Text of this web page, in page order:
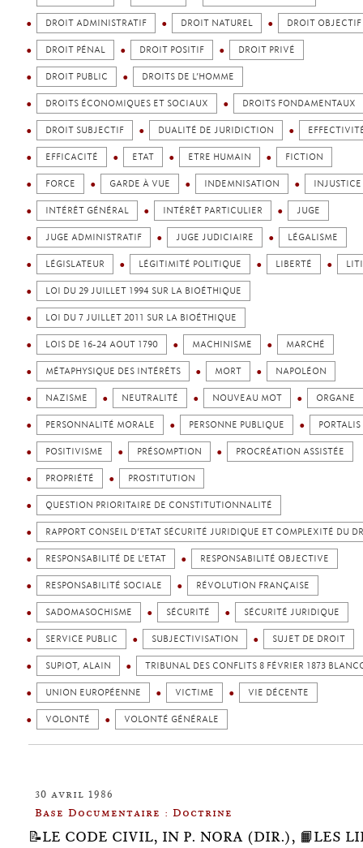
DROIT ADMINISTRATIF DROIT NATUREL DROIT OBJECTIF
DROIT PÉNAL DROIT POSITIF DROIT PRIVÉ
DROIT PUBLIC DROITS DE L’HOMME
DROITS ÉCONOMIQUES ET SOCIAUX DROITS FONDAMENTAUX
DROIT SUBJECTIF DUALITÉ DE JURIDICTION
EFFICACITÉ ETAT ETRE HUMAIN FICTION
FORCE GARDE À VUE INDEMNISATION INJUSTICE
INTÉRÊT GÉNÉRAL INTÉRÊT PARTICULIER JUGE
JUGE ADMINISTRATIF JUGE JUDICIAIRE LÉGALISME
LÉGISLATEUR LÉGITIMITÉ POLITIQUE LIBERTÉ
LOI DU 29 JUILLET 1994 SUR LA BIOÉTHIQUE
LOI DU 7 JUILLET 2011 SUR LA BIOÉTHIQUE
LOIS DE 16-24 AOUT 1790 MACHINISME MARCHÉ
MÉTAPHYSIQUE DES INTÉRÊTS MORT NAPOLÉON
NAZISME NEUTRALITÉ NOUVEAU MOT ORGANE
PERSONNALITÉ MORALE PERSONNE PUBLIQUE PORTALIS
POSITIVISME PRÉSOMPTION PROCRÉATION ASSISTÉE
PROPRIÉTÉ PROSTITUTION
QUESTION PRIORITAIRE DE CONSTITUTIONNALITÉ
RAPPORT CONSEIL D’ETAT SÉCURITÉ JURIDIQUE ET COMPLEXITÉ DU
RESPONSABILITÉ DE L’ETAT RESPONSABILITÉ OBJECTIVE
RESPONSABILITÉ SOCIALE RÉVOLUTION FRANÇAISE
SADOMASOCHISME SÉCURITÉ SÉCURITÉ JURIDIQUE
SERVICE PUBLIC SUBJECTIVISATION SUJET DE DROIT
SUPIOT, ALAIN TRIBUNAL DES CONFLITS 8 FÉVRIER 1873
UNION EUROPÉENNE VICTIME VIE DÉCENTE
VOLONTÉ VOLONTÉ GÉNÉRALE
30 avril 1986
Base Documentaire : Doctrine
📝LE CODE CIVIL, IN P. NORA (DIR.), 📙LES